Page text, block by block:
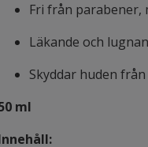
Fri från
Läkande och
Skyddar huden
ml